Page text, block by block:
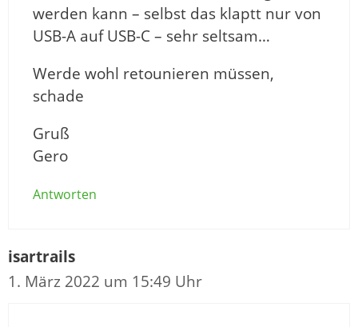
werden kann – selbst das klaptt nur von
USB-A auf USB-C – sehr seltsam…
Werde wohl retounieren müssen,
schade
Gruß
Gero
Antworten
isartrails
1. März 2022 um 15:49 Uhr